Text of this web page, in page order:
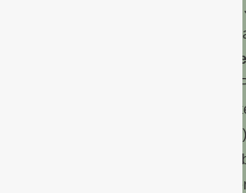
als Basiseffekt der Wegfall des
aus.
nun ohne gegenläufige Effekte die
Binnen Jahresfrist wurden
0,3 % teurer (August 2023: +64,6
zeigte sich die Auswirkung bei
Bahn, Bus und Ähnliches: Diese